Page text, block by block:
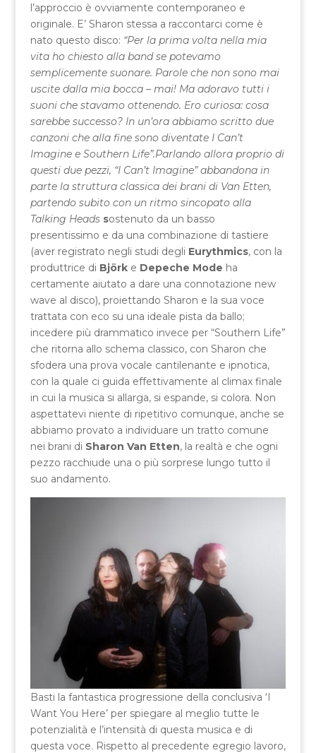
l’approccio è ovviamente contemporaneo e
originale. E’ Sharon stessa a raccontarci come è
nato questo disco: “Per la prima volta nella mia
vita ho chiesto alla band se potevamo
semplicemente suonare. Parole che non sono mai
uscite dalla mia bocca – mai! Ma adoravo tutti i
suoni che stavamo ottenendo. Ero curiosa: cosa
sarebbe successo? In un’ora abbiamo scritto due
canzoni che alla fine sono diventate I Can’t
Imagine e Southern Life”.Parlando allora proprio di
questi due pezzi, “I Can’t Imagine” abbandona in
parte la struttura classica dei brani di Van Etten,
partendo subito con un ritmo sincopato alla
Talking Heads sostenuto da un basso
presentissimo e da una combinazione di tastiere
(aver registrato negli studi degli Eurythmics, con la
produttrice di Björke Depeche Mode ha
certamente aiutato a dare una connotazione new
wave al disco), proiettando Sharon e la sua voce
trattata con eco su una ideale pista da ballo;
incedere più drammatico invece per “Southern Life”
che ritorna allo schema classico, con Sharon che
sfodera una prova vocale cantilenante e ipnotica,
con la quale ci guida effettivamente al climax finale
in cui la musica si allarga, si espande, si colora. Non
aspettatevi niente di ripetitivo comunque, anche se
abbiamo provato a individuare un tratto comune
nei brani di Sharon Van Etten, la realtà e che ogni
pezzo racchiude una o più sorprese lungo tutto il
suo andamento.
Basti la fantastica progressione della conclusiva ‘I
Want You Here’ per spiegare al meglio tutte le
potenzialità e l’intensità di questa musica e di
questa voce. Rispetto al precedente egregio lavoro,